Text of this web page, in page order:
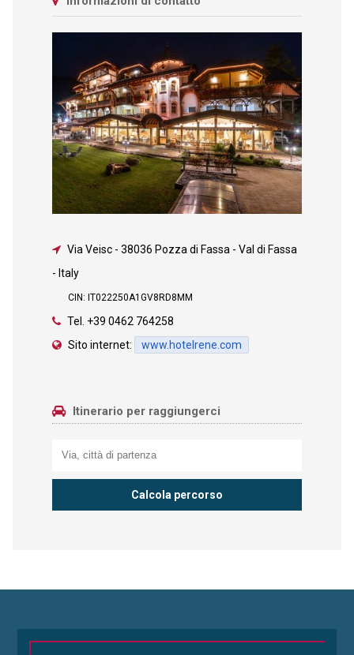
Via Veisc- 38036 Pozza di Fassa - Val di Fassa
- Italy
CIN: IT022250A1GV8RD8MM
Tel. +39 0462 764258
Sito internet:
www.hotelrene.com
Itinerario per raggiungerci